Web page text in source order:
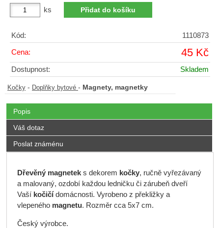
ks
Kód: 1110873
Cena: 45 Kč
Dostupnost: Skladem
Kočky - Doplňky bytové - Magnety, magnetky
Popis
Váš dotaz
Poslat známénu
Dřevěný magneteks dekorem kočky, ručně vyřezávaný
a malovaný, ozdobí každou ledničku či zárubeň dveří
Vaší kočičídomácnosti. Vyrobeno z překližky a
vlepeného magnetu. Rozměr cca 5x7 cm.
Český výrobce.